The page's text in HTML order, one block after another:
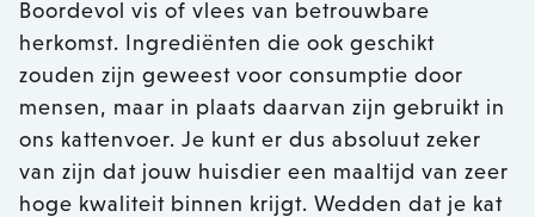
Boordevol vis of vlees van betrouwbare
herkomst. Ingrediënten die ook geschikt
zouden zijn geweest voor consumptie door
mensen, maar in plaats daarvan zijn gebruikt in
ons kattenvoer. Je kunt er dus absoluut zeker
van zijn dat jouw huisdier een maaltijd van zeer
hoge kwaliteit binnen krijgt. Wedden dat je kat